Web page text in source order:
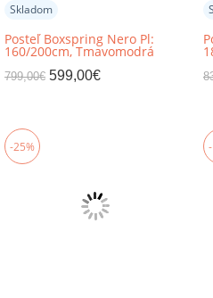
Skladom
Posteľ Boxspring Nero Pl:
160/200cm, Tmavomodrá
799,00€ 599,00€
-25%